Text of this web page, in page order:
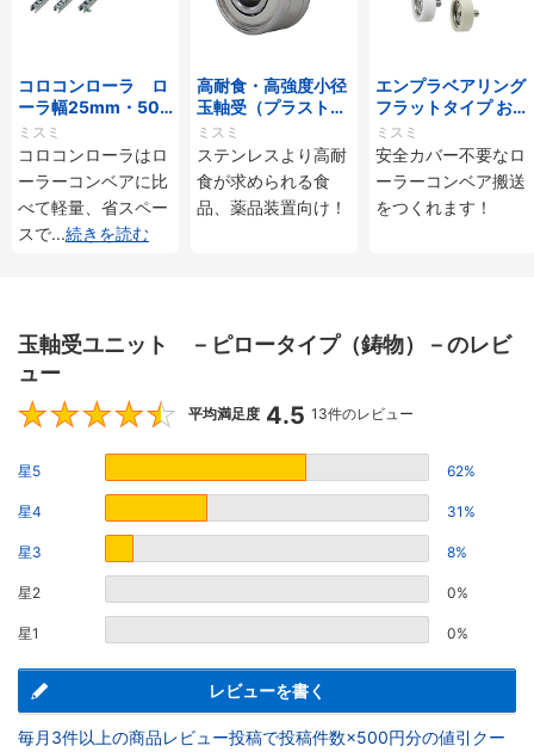
コロコンローラ ロ
ーラ幅25mm・50
mmタイプ
ミスミ
コロコンローラはロ
ーラーコンベアに比
べて軽量、省スペー
スで...続きを読む
高耐食・高強度小径
玉軸受（プラストロ
ベアリング）
ミスミ
ステンレスより高耐
食が求められる食
品、薬品装置向け！
エンプラベアリング
フラットタイプ おね
じ付
ミスミ
安全カバー不要なロ
ーラーコンベア搬送
をつくれます！
玉軸受ユニット －ピロータイプ（鋳物）－のレビ
ュー
4.5
平均満足度 4.5 13件のレビュー
星5 62%
星4 31%
星3 8%
星2 0%
星1 0%
レビューを書く
毎月3件以上の商品レビュー投稿で投稿件数×500円分の値引クー